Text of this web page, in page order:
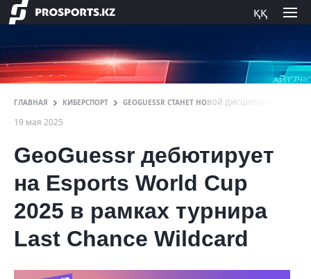
ққ
ГЛАВНАЯ КИБЕРСПОРТ GEOGUESSR СТАНЕТ НОВОЙ ДИСЦИПЛИНОЙ НА
19 мая 2025
GeoGuessr дебютирует
на Esports World Cup
2025 в рамках турнира
Last Chance Wildcard